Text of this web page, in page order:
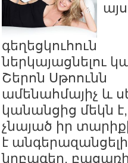
այս
գեղեցկուհուն
ներկայացնելու
Շերոն Սթոունն
ամենահմայիչ և
կանանցից մեկն
չնայած իր
է
նրբագեղ,